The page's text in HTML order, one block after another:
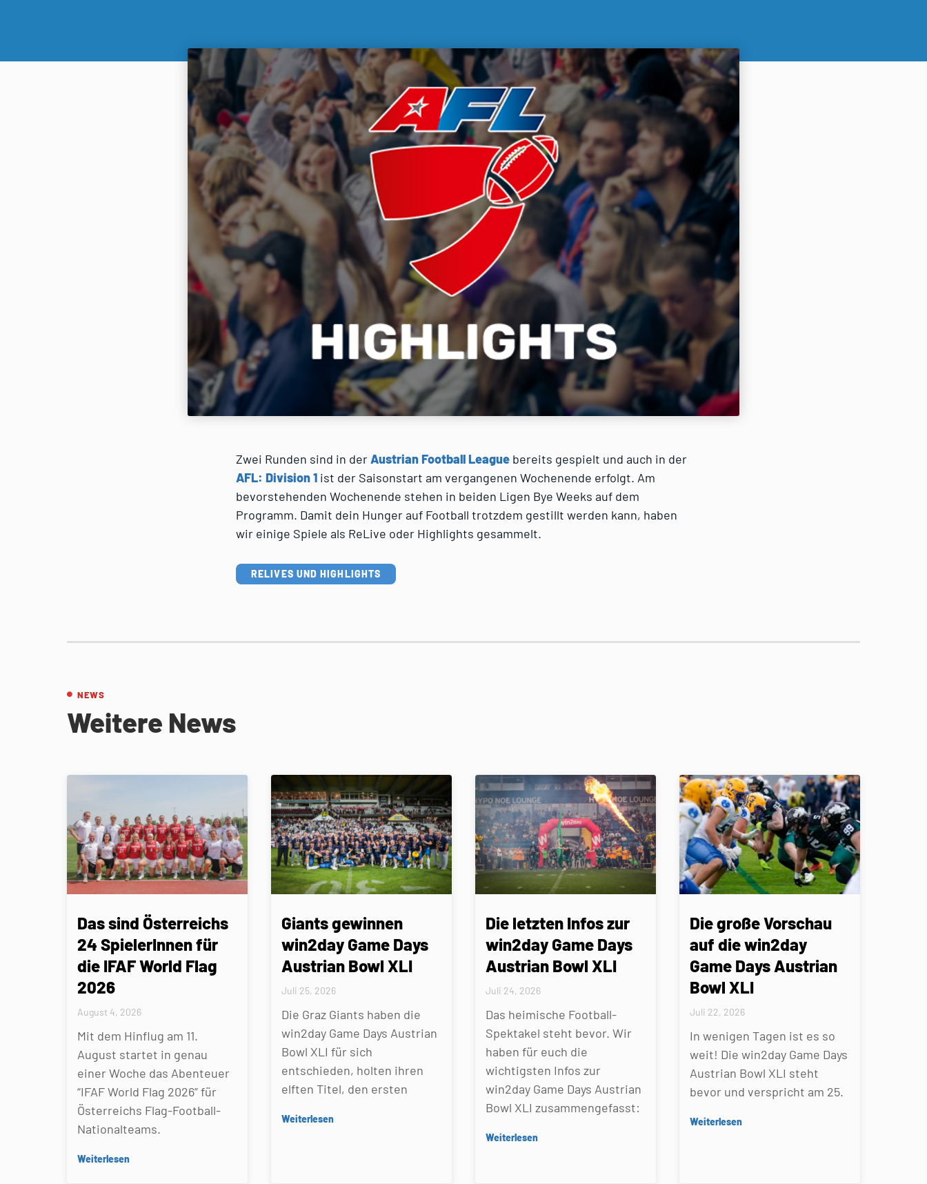
Zwei Runden sind in derAustrian Football League bereits gespielt und auch in der
AFL: Division 1 ist der Saisonstart am vergangenen Wochenende erfolgt. Am
bevorstehenden Wochenende stehen in beiden Ligen Bye Weeks auf dem
Programm. Damit dein Hunger auf Football trotzdem gestillt werden kann, haben
wir einige Spiele als ReLive oder Highlights gesammelt.
RELIVES UND HIGHLIGHTS
NEWS
Weitere News
Das sind Österreichs
24 SpielerInnen für
die IFAF World Flag
2026
August 4, 2026
Mit dem Hinflug am 11.
August startet in genau
einer Woche das Abenteuer
“IFAF World Flag 2026” für
Österreichs Flag-Football-
Nationalteams.
Weiterlesen
Giants gewinnen
win2day Game Days
Austrian Bowl XLI
Juli 25, 2026
Die Graz Giants haben die
win2day Game Days Austrian
Bowl XLI für sich
entschieden, holten ihren
elften Titel, den ersten
Weiterlesen
Die letzten Infos zur
win2day Game Days
Austrian Bowl XLI
Juli 24, 2026
Das heimische Football-
Spektakel steht bevor. Wir
haben für euch die
wichtigsten Infos zur
win2day Game Days Austrian
Bowl XLI zusammengefasst:
Weiterlesen
Die große Vorschau
auf die win2day
Game Days Austrian
Bowl XLI
Juli 22, 2026
In wenigen Tagen ist es so
weit! Die win2day Game Days
Austrian Bowl XLI steht
bevor und verspricht am 25.
Weiterlesen